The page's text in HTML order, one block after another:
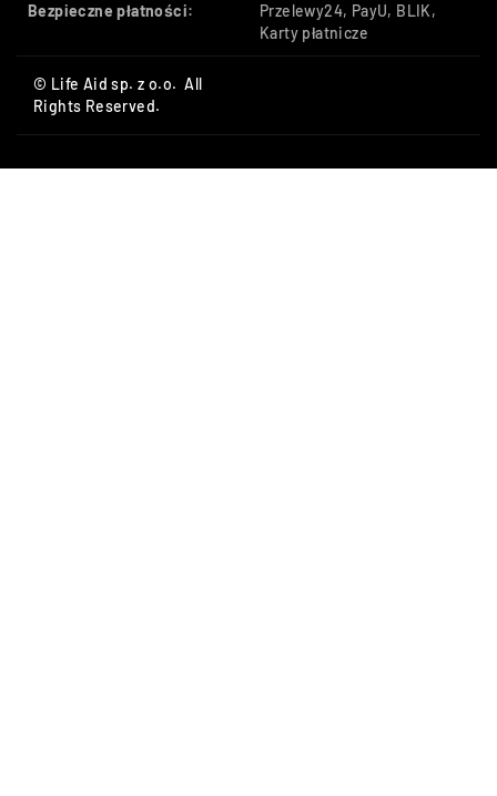
Bezpieczne płatności:
Przelewy24, PayU, BLIK,
Karty płatnicze
© Life Aid sp. z o.o. All
Rights Reserved.